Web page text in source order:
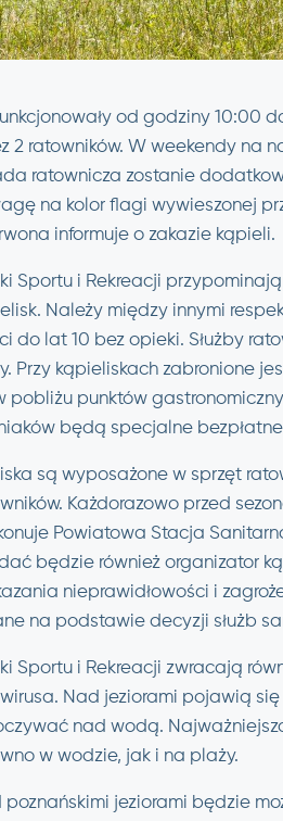
od godziny 10:00
2 ratowników. W weekendy na
ratownicza zostanie
na kolor flagi wywieszonej
informuje o zakazie kąpieli.
Sportu i Rekreacji
Należy między innymi
do lat 10 bez opieki. Służby
Przy kąpieliskach zabronione
pobliżu punktów
będą specjalne
są wyposażone w sprzęt
Każdorazowo przed
Powiatowa Stacja
będzie również organizator
nieprawidłowości i
na podstawie decyzji służb
Sportu i Rekreacji zwracają
Nad jeziorami pojawią
nad wodą.
w wodzie, jak i na plaży.
jeziorami będzie